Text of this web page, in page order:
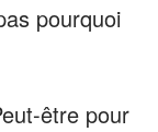
pourquoi
être pour